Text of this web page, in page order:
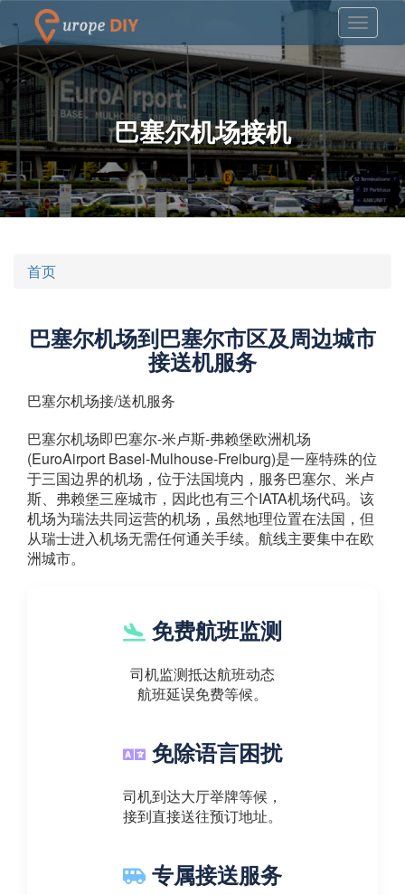
巴塞尔机场接机
首页
巴塞尔机场到巴塞尔市区及周边城市
接送机服务
巴塞尔机场接/送机服务
巴塞尔机场即巴塞尔-米卢斯-弗赖堡欧洲机场
(EuroAirport Basel-Mulhouse-Freiburg)是一座特殊的位
于三国边界的机场，位于法国境内，服务巴塞尔、米卢
斯、弗赖堡三座城市，因此也有三个IATA机场代码。该
机场为瑞法共同运营的机场，虽然地理位置在法国，但
从瑞士进入机场无需任何通关手续。航线主要集中在欧
洲城市。
免费航班监测
司机监测抵达航班动态
航班延误免费等候。
免除语言困扰
司机到达大厅举牌等候，
接到直接送往预订地址。
专属接送服务